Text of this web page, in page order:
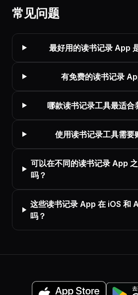
常见问题
最好用的读书记录 App
有免费的读书记录
哪款读书记录工具最适合
使用读书记录工具需要
可以在不同的读书记录 App
吗？
这些读书记录 App 在 iOS 和
吗？